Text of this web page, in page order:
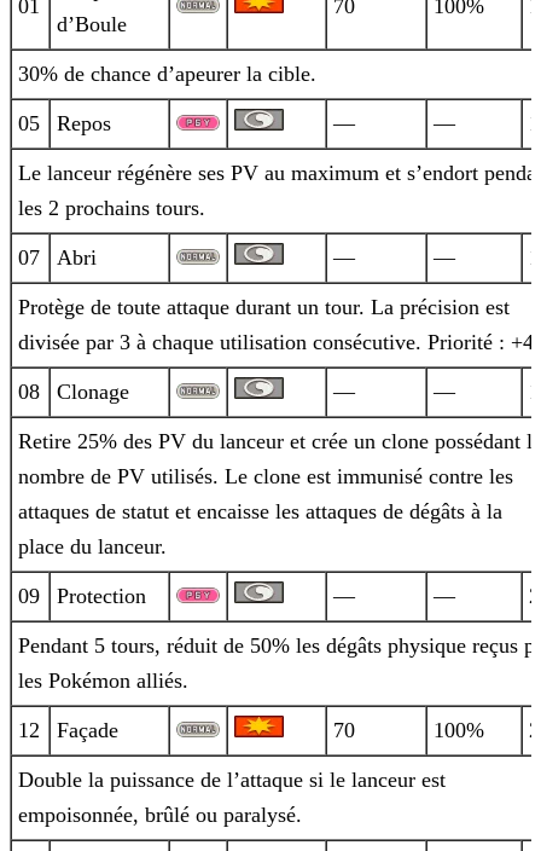
01
d’Boule
70 100%
30% de chance d’apeurer la cible.
05 Repos — —
Le lanceur régénère ses PV au maximum et s’endort
les 2 prochains tours.
07 Abri — —
Protège de toute attaque durant un tour. La précision est
divisée par 3 à chaque utilisation consécutive. Priorité : +4.
08 Clonage — —
Retire 25% des PV du lanceur et crée un clone possédant le
nombre de PV utilisés. Le clone est immunisé contre les
attaques de statut et encaisse les attaques de dégâts à la
place du lanceur.
09 Protection — —
Pendant 5 tours, réduit de 50% les dégâts physique reçus
les Pokémon alliés.
12 Façade 70 100%
Double la puissance de l’attaque si le lanceur est
empoisonnée, brûlé ou paralysé.